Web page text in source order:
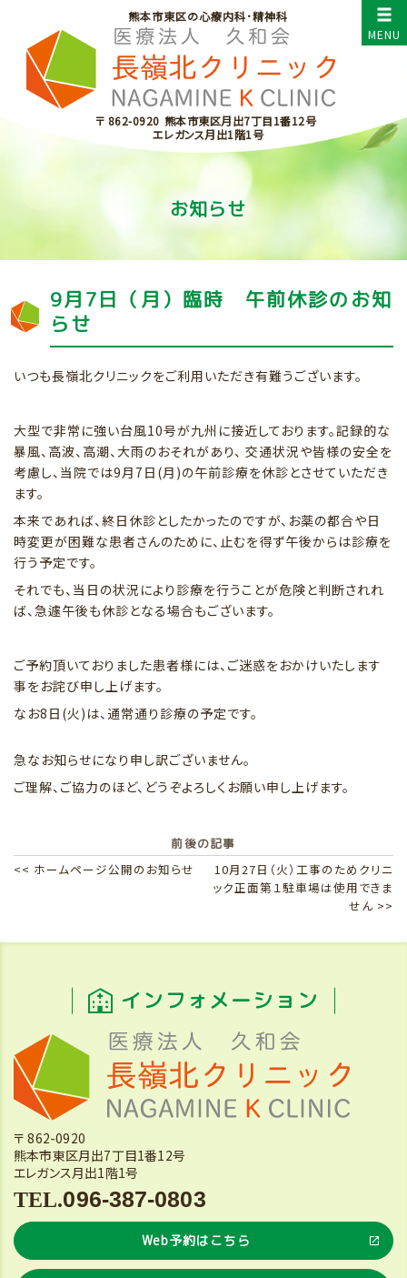
熊本市東区の心療内科･精神科
〒 862-0920 熊本市東区月出7丁目1番12号
エレガンス月出1階1号
お知らせ
9月7日（月）臨時 午前休診のお知
らせ
いつも長嶺北クリニックをご利用いただき有難うございます。
大型で非常に強い台風10号が九州に接近しております。記録的な
暴風、高波、高潮、大雨のおそれがあり、 交通状況や皆様の安全を
考慮し、当院では9月7日(月)の午前診療を休診とさせていただき
ます。
本来であれば、終日休診としたかったのですが、お薬の都合や日
時変更が困難な患者さんのために、止むを得ず午後からは診療を
行う予定です。
それでも、当日の状況により診療を行うことが危険と判断されれ
ば、急遽午後も休診となる場合もございます。
ご予約頂いておりました患者様には、ご迷惑をおかけいたします
事をお詫び申し上げます。
なお8日(火)は、通常通り診療の予定です。
急なお知らせになり申し訳ございません。
ご理解、ご協力のほど、どうぞよろしくお願い申し上げます。
前後の記事
<< ホームページ公開のお知らせ
10月27日（火）工事のためクリニ
ック正面第１駐車場は使用できま
せん >>
インフォメーション
〒 862-0920
熊本市東区月出7丁目1番12号
エレガンス月出1階1号
096-387-0803
Web予約はこちら